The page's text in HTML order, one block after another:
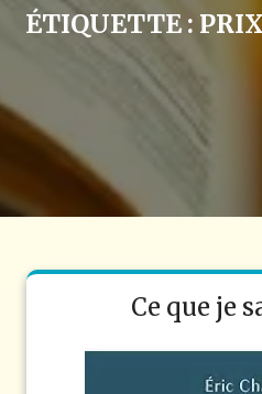
ÉTIQUETTE :
Ce que je